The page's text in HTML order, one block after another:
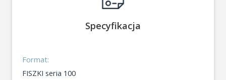
Specyfikacja
Format:
FISZKI seria 100